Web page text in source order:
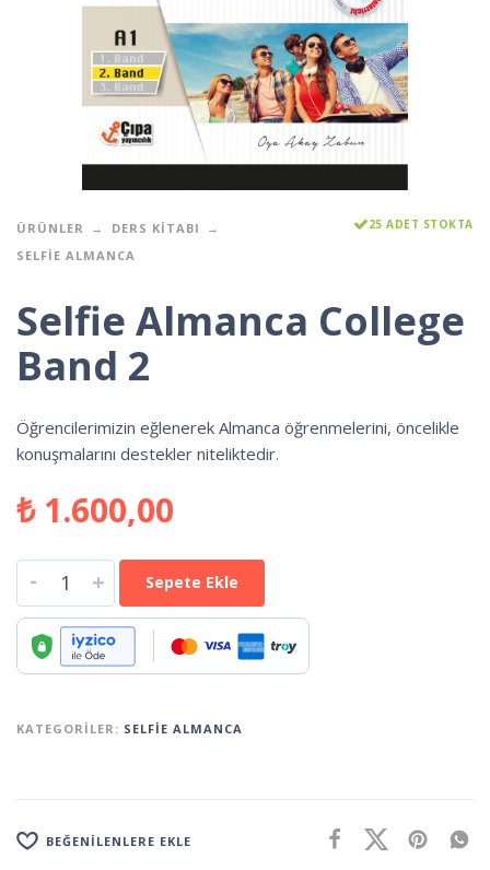
ÜRÜNLER
DERS KITABI
SELFIE ALMANCA
25 ADET STOKTA
Selfie Almanca College
Band 2
Öğrencilerimizin eğlenerek Almanca öğrenmelerini, öncelikle
konuşmalarını destekler niteliktedir.
₺1.600,00
- + Sepete Ekle
KATEGORILER: SELFIE ALMANCA
BEĞENILENLERE EKLE